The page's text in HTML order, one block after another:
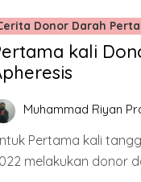
Donor Darah
kali
Muhammad Riyan
Pertama kali
melakukan donor